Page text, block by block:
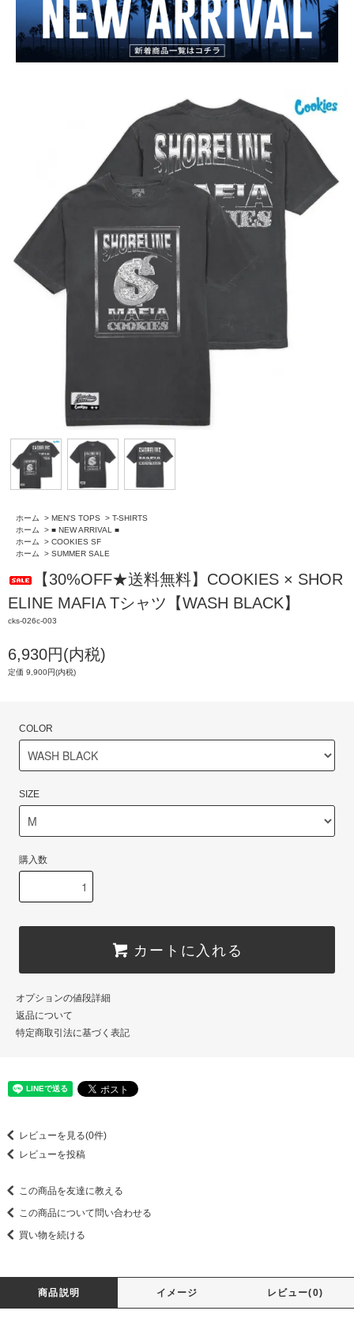
ホーム > MEN'S TOPS > T-SHIRTS
ホーム
> ■ NEW ARRIVAL ■
ホーム
> COOKIES SF
ホーム
> SUMMER SALE
【30%OFF★送料無料】COOKIES × SHOR
ELINE MAFIA Tシャツ【WASH BLACK】
cks-026c-003
6,930円(内税)
定価 9,900円(内税)
COLOR
SIZE
購入数
カートに入れる
オプションの値段詳細
返品について
特定商取引法に基づく表記
レビューを見る(0件)
レビューを投稿
この商品を友達に教える
この商品について問い合わせる
買い物を続ける
商品説明 イメージ レビュー(0)